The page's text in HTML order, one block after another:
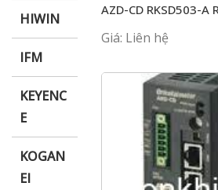
HIWIN
IFM
KEYENC
E
KOGAN
EI
AZD-CD RKSD503-A
Giá: Liên hệ